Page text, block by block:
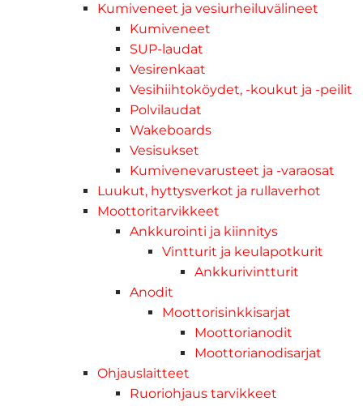
Kumiveneet ja vesiurheiluvälineet
Kumiveneet
SUP-laudat
Vesirenkaat
Vesihiihtoköydet, -koukut ja -peilit
Polvilaudat
Wakeboards
Vesisukset
Kumivenevarusteet ja -varaosat
Luukut, hyttysverkot ja rullaverhot
Moottoritarvikkeet
Ankkurointi ja kiinnitys
Vintturit ja keulapotkurit
Ankkurivintturit
Anodit
Moottorisinkkisarjat
Moottorianodit
Moottorianodisarjat
Ohjauslaitteet
Ruoriohjaus tarvikkeet